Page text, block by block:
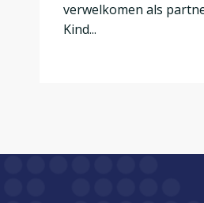
verwelkomen als
Kind...